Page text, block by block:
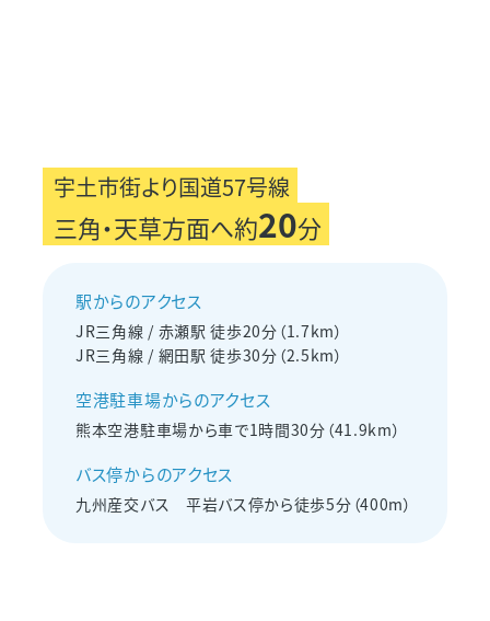
宇土市街より国道57号線
三角・天草方面へ約20分
駅からのアクセス
JR三角線 / 赤瀬駅 徒歩20分（1.7km）
JR三角線 / 網田駅 徒歩30分（2.5km）
空港駐車場からのアクセス
熊本空港駐車場から車で1時間30分（41.9km）
バス停からのアクセス
九州産交バス 平岩バス停から徒歩5分（400m）